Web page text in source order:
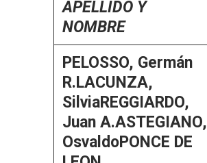
APELLIDO Y
NOMBRE
PELOSSO, Germán
R.LACUNZA,
SilviaREGGIARDO,
Juan A.ASTEGIANO,
OsvaldoPONCE DE